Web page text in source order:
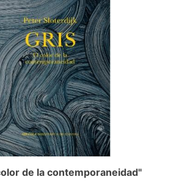
de la contemporaneidad"